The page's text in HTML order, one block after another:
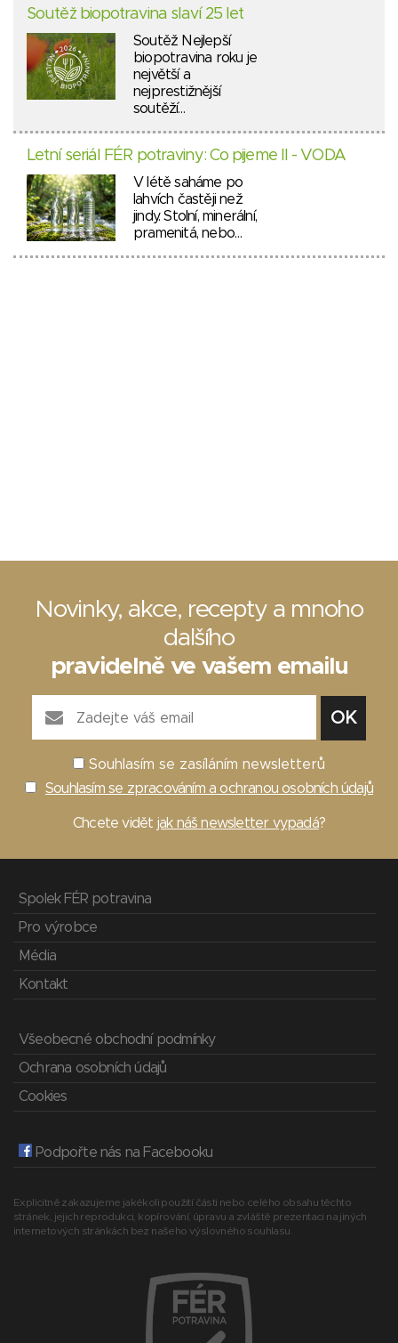
Soutěž biopotravina slaví 25 let
Soutěž Nejlepší
biopotravina roku je
největší a
nejprestižnější
soutěží…
Letní seriál FÉR potraviny: Co pijeme II - VODA
V létě saháme po
lahvích častěji než
jindy. Stolní, minerální,
pramenitá, nebo…
Novinky, akce, recepty a mnoho
dalšího
pravidelně ve vašem emailu
Souhlasím se zasíláním newsletterů
Souhlasím se zpracováním a ochranou osobních údajů
Chcete vidět jak náš newsletter vypadá?
Spolek FÉR potravina
Pro výrobce
Média
Kontakt
Všeobecné obchodní podmínky
Ochrana osobních údajů
Cookies
Podpořte nás na Facebooku
Explicitně zakazujeme jakékoli použití části nebo celého obsahu těchto
stránek, jejich reprodukci, kopírování, úpravu a zvláště prezentaci na jiných
internetových stránkách bez našeho výslovného souhlasu.